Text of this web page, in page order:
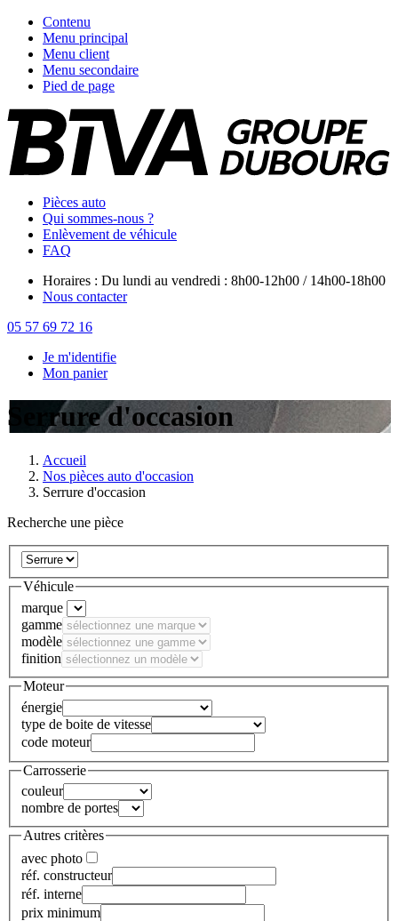
Contenu
Menu principal
Menu client
Menu secondaire
Pied de page
Pièces auto
Qui sommes-nous ?
Enlèvement de véhicule
FAQ
Horaires : Du lundi au vendredi : 8h00-12h00 / 14h00-18h00
Nous contacter
05 57 69 72 16
Je m'identifie
Mon panier
Serrure d'occasion
Accueil
Nos pièces auto d'occasion
Serrure d'occasion
Recherche une pièce
Véhicule
marque
gamme
modèle
finition
Moteur
énergie
type de boite de vitesse
code moteur
Carrosserie
couleur
nombre de portes
Autres critères
avec photo
réf. constructeur
réf. interne
prix minimum